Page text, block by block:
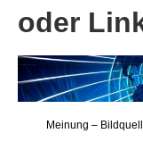
oder
Meinung –